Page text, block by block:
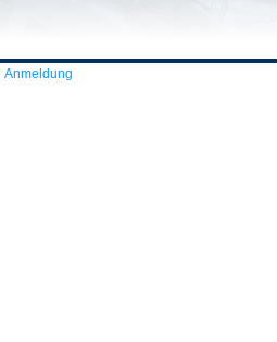
Anmeldung